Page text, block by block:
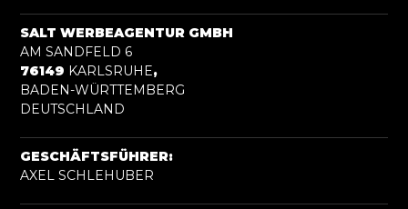
SALT WERBEAGENTUR GMBH
AM SANDFELD 6
76149 KARLSRUHE,
BADEN-WÜRTTEMBERG
DEUTSCHLAND
GESCHÄFTSFÜHRER:
AXEL SCHLEHUBER